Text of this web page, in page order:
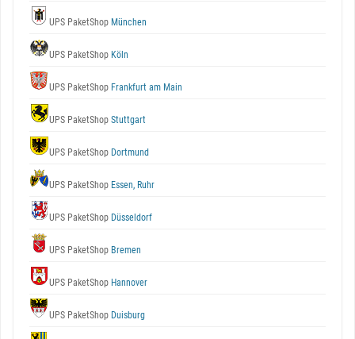
UPS PaketShop München
UPS PaketShop Köln
UPS PaketShop Frankfurt am Main
UPS PaketShop Stuttgart
UPS PaketShop Dortmund
UPS PaketShop Essen, Ruhr
UPS PaketShop Düsseldorf
UPS PaketShop Bremen
UPS PaketShop Hannover
UPS PaketShop Duisburg